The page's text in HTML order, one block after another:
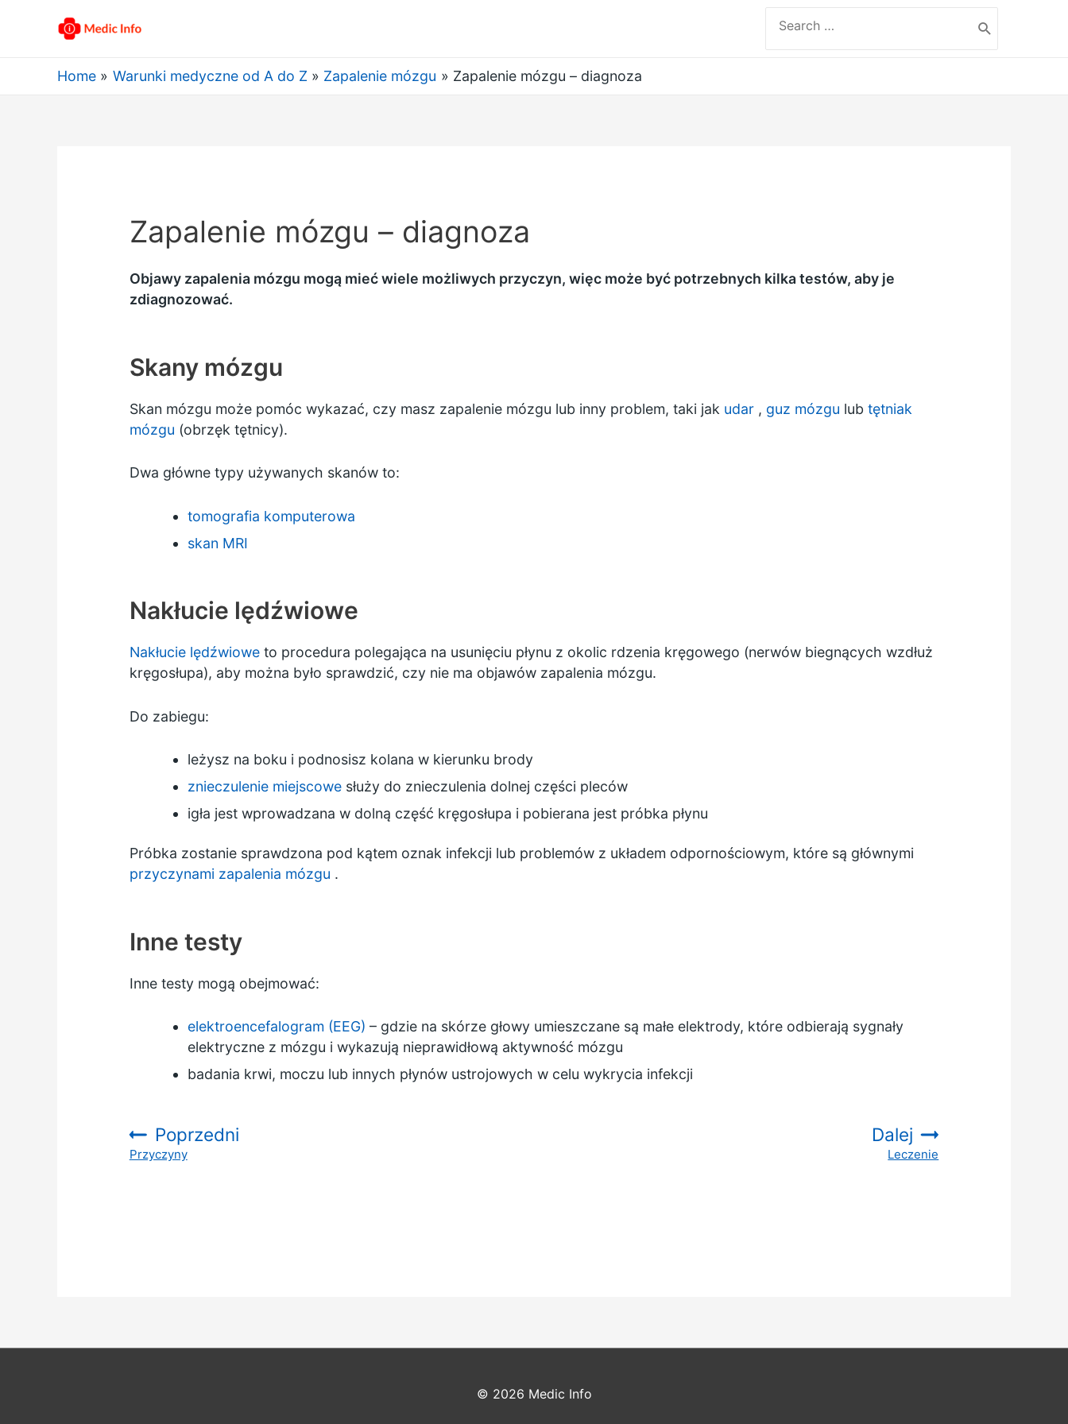
for:
Home Warunki medyczne od A do Z Zapalenie mózgu Zapalenie mózgu – diagnoza
Zapalenie mózgu – diagnoza
Objawy zapalenia mózgu mogą mieć wiele możliwych przyczyn, więc może być potrzebnych kilka testów, aby je
zdiagnozować.
Skany mózgu
Skan mózgu może pomóc wykazać, czy masz zapalenie mózgu lub inny problem, taki jak udar, guz mózgu lub tętniak
mózgu (obrzęk tętnicy).
Dwa główne typy używanych skanów to:
tomografia komputerowa
skan MRI
Nakłucie lędźwiowe
Nakłucie lędźwioweto procedura polegająca na usunięciu płynu z okolic rdzenia kręgowego (nerwów biegnących wzdłuż
kręgosłupa), aby można było sprawdzić, czy nie ma objawów zapalenia mózgu.
Do zabiegu:
leżysz na boku i podnosisz kolana w kierunku brody
znieczulenie miejscowe służy do znieczulenia dolnej części pleców
igła jest wprowadzana w dolną część kręgosłupa i pobierana jest próbka płynu
Próbka zostanie sprawdzona pod kątem oznak infekcji lub problemów z układem odpornościowym, które są głównymi
przyczynami zapalenia mózgu .
Inne testy
Inne testy mogą obejmować:
elektroencefalogram (EEG) – gdzie na skórze głowy umieszczane są małe elektrody, które odbierają sygnały
elektryczne z mózgu i wykazują nieprawidłową aktywność mózgu
badania krwi, moczu lub innych płynów ustrojowych w celu wykrycia infekcji
Poprzedni
:Przyczyny
Dalej
:
Leczenie
© 2026 Medic Info